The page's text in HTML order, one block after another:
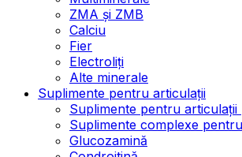
ZMA și ZMB
Calciu
Fier
Electroliți
Alte minerale
Suplimente pentru articulații
Suplimente pentru
Suplimente complexe
Glucozamină